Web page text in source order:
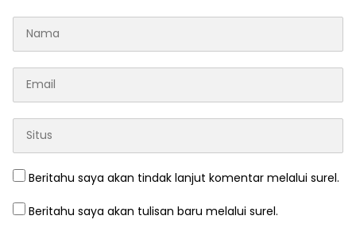
Beritahu saya akan tindak lanjut komentar melalui surel.
Beritahu saya akan tulisan baru melalui surel.